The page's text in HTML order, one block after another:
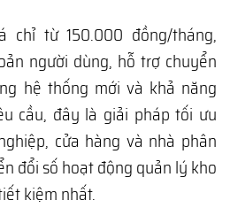
chỉ từ 150.000 đồng/tháng,
người dùng, hỗ trợ chuyển
hệ thống mới và khả năng
cầu, đây là giải pháp tối ưu
cửa hàng và nhà phân
đổi số hoạt động quản lý kho
kiệm nhất.